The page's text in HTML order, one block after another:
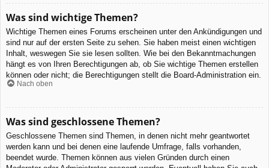
Was sind wichtige Themen?
Wichtige Themen eines Forums erscheinen unter den Ankündigungen und
sind nur auf der ersten Seite zu sehen. Sie haben meist einen wichtigen
Inhalt, weswegen Sie sie lesen sollten. Wie bei den Bekanntmachungen
hängt es von Ihren Berechtigungen ab, ob Sie wichtige Themen erstellen
können oder nicht; die Berechtigungen stellt die Board-Administration ein.
Nach oben
Was sind geschlossene Themen?
Geschlossene Themen sind Themen, in denen nicht mehr geantwortet
werden kann und bei denen eine laufende Umfrage, falls vorhanden,
beendet wurde. Themen können aus vielen Gründen durch einen